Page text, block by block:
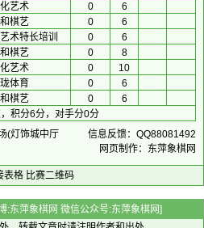
艺术 0
6
棋艺 0
6
术特长培训 0
6
棋艺 0
8
艺术 0
10
体育 0
6
棋艺 0
6
积分6分，对手分0分
(灯饰城中厅
信息反馈：QQ88081492
网页制作：东萍象棋网
表格 比赛二维码
东萍象棋网 微信公众号:东萍象棋网]